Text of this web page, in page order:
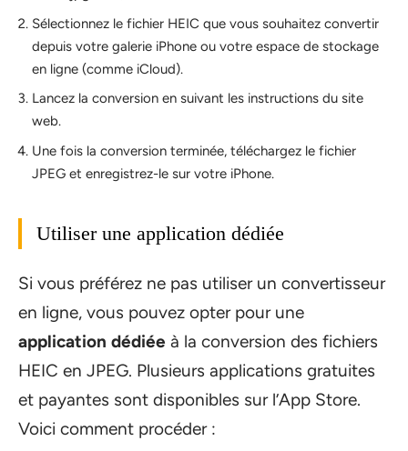
Sélectionnez le fichier HEIC que vous souhaitez convertir
depuis votre galerie iPhone ou votre espace de stockage
en ligne (comme iCloud).
Lancez la conversion en suivant les instructions du site
web.
Une fois la conversion terminée, téléchargez le fichier
JPEG et enregistrez-le sur votre iPhone.
Utiliser une application dédiée
Si vous préférez ne pas utiliser un convertisseur
en ligne, vous pouvez opter pour une
application dédiée à la conversion des fichiers
HEIC en JPEG. Plusieurs applications gratuites
et payantes sont disponibles sur l’App Store.
Voici comment procéder :